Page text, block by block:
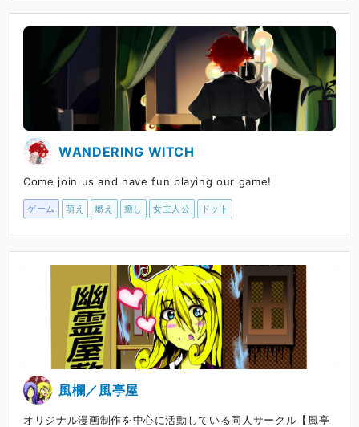
WANDERING WITCH
Come join us and have fun playing our game!
ゲーム 萌え 燃え 癒し 女主人公 ドット
風欄／風亭屋
オリジナル漫画制作を中心に活動している同人サークル【風亭